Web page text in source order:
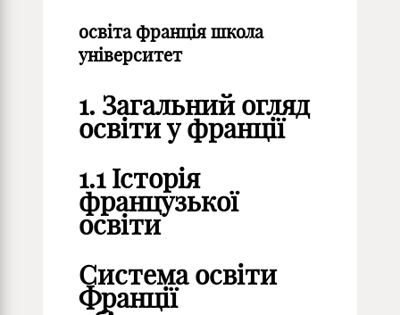
освіта франція школа
університет
1. Загальний огляд
освіти у франції
1.1 Історія
французької
освіти
Система освіти
Франції